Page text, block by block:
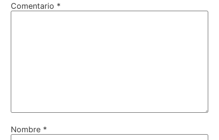
Comentario *
Nombre *